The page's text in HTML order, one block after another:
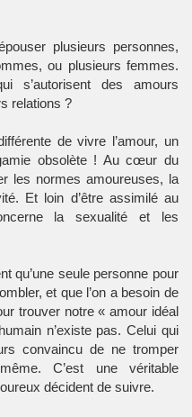
plusieurs personnes,
ou plusieurs femmes.
s’autorisent des amours
relations ?
de vivre l’amour, un
obsolète ! Au cœur du
les normes amoureuses, la
Et loin d’être assimilé au
la sexualité et les
qu’une seule personne pour
et que l’on a besoin de
trouver notre « amour idéal
n’existe pas. Celui qui
convaincu de ne tromper
C’est une véritable
décident de suivre.